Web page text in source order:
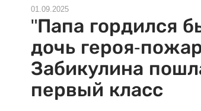
01.09.2025
"Папа гордился
дочь героя-
Забикулина
первый класс